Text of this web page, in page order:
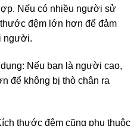
Nếu có nhiều người sử
đệm lớn hơn để đảm
người.
Nếu bạn là người cao,
để không bị thò chân ra
thước đệm cũng phụ thuộc